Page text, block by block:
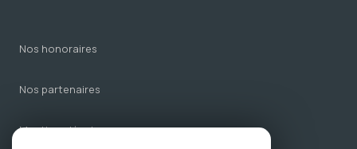
nos honoraires
nos partenaires
mentions légales